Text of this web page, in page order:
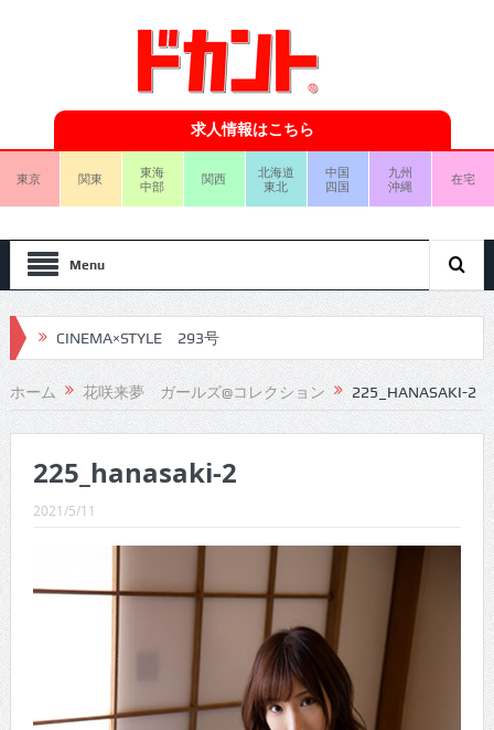
求人情報はこちら
東京 関東
東海
中部
関西
北海道
東北
中国
四国
九州
沖縄
在宅
Menu
CINEMA×STYLE 293号
CINEMA×STYLE 292号
CINEMA×STYLE 291号
CINEMA×STYLE 290号
CINEMA×STYLE 289号
CINEMA×STYLE 288号
CINEMA×STYLE 287号
CINEMA×STYLE 285号
CINEMA×STYLE 294号
ホーム 花咲来夢 ガールズ@コレクション 225_HANASAKI-2
225_hanasaki-2
2021/5/11